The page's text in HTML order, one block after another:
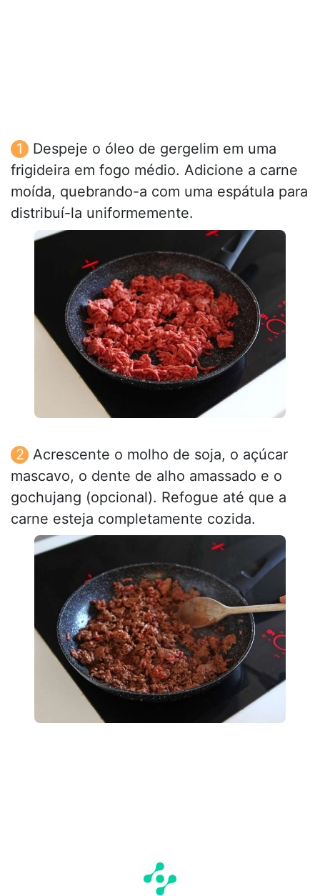
Despeje o óleo de gergelim em uma
frigideira em fogo médio. Adicione a carne
moída, quebrando-a com uma espátula para
distribuí-la uniformemente.
Acrescente o molho de soja, o açúcar
mascavo, o dente de alho amassado e o
gochujang (opcional). Refogue até que a
carne esteja completamente cozida.